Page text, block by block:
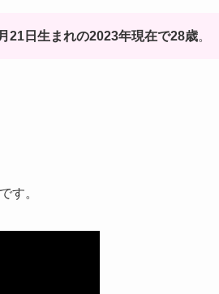
21日生まれの2023年現在で28歳。
す。